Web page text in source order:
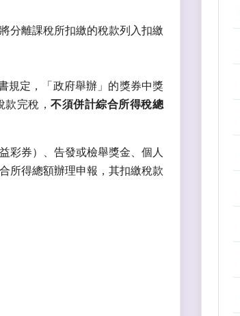
分離課稅所扣繳的稅款列入扣繳
規定，「政府舉辦」的獎券中獎
款完稅，不須併計綜合所得稅總
彩券）、告發或檢舉獎金、個人
所得總額辦理申報，其扣繳稅款